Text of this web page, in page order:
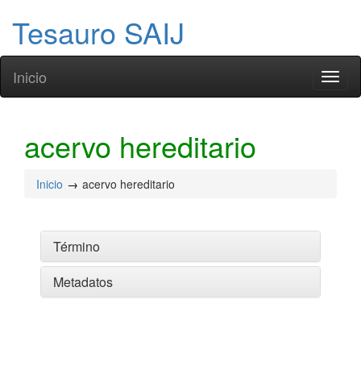
Tesauro SAIJ
Inicio
acervo hereditario
Inicio acervo hereditario
Término
Metadatos